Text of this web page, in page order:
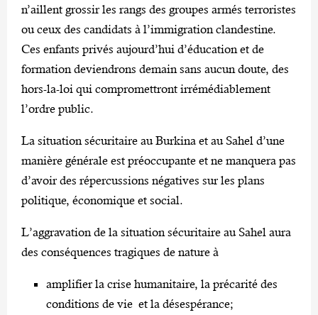
n’aillent grossir les rangs des groupes armés terroristes
ou ceux des candidats à l’immigration clandestine.
Ces enfants privés aujourd’hui d’éducation et de
formation deviendrons demain sans aucun doute, des
hors-la-loi qui compromettront irrémédiablement
l’ordre public.
La situation sécuritaire au Burkina et au Sahel d’une
manière générale est préoccupante et ne manquera pas
d’avoir des répercussions négatives sur les plans
politique, économique et social.
L’aggravation de la situation sécuritaire au Sahel aura
des conséquences tragiques de nature à
amplifier la crise humanitaire, la précarité des
conditions de vie et la désespérance;